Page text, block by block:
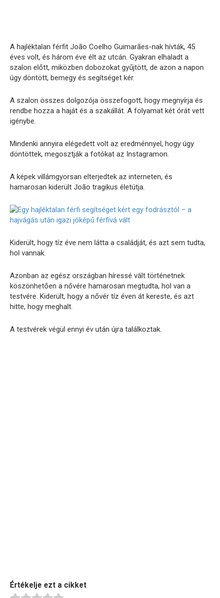
A hajléktalan férfit João Coelho Guimarães-nak hívták, 45
éves volt, és három éve élt az utcán. Gyakran elhaladt a
szalon előtt, miközben dobozokat gyűjtött, de azon a napon
úgy döntött, bemegy és segítséget kér.
A szalon összes dolgozója összefogott, hogy megnyírja és
rendbe hozza a haját és a szakállát. A folyamat két órát vett
igénybe.
Mindenki annyira elégedett volt az eredménnyel, hogy úgy
döntöttek, megosztják a fotókat az Instagramon.
A képek villámgyorsan elterjedtek az interneten, és
hamarosan kiderült João tragikus életútja.
Kiderült, hogy tíz éve nem látta a családját, és azt sem tudta,
hol vannak.
Azonban az egész országban híressé vált történetnek
köszönhetően a nővére hamarosan megtudta, hol van a
testvére. Kiderült, hogy a nővér tíz éven át kereste, és azt
hitte, hogy meghalt.
A testvérek végül ennyi év után újra találkoztak.
Értékelje ezt a cikket